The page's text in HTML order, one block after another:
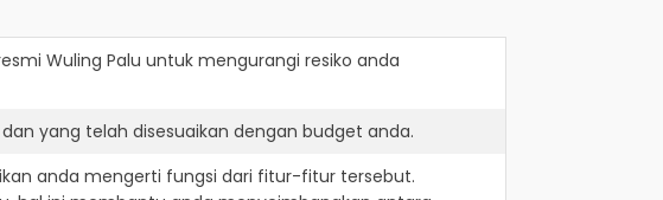
Wuling Palu untuk mengurangi resiko anda
yang telah disesuaikan dengan budget anda.
anda mengerti fungsi dari fitur-fitur tersebut.